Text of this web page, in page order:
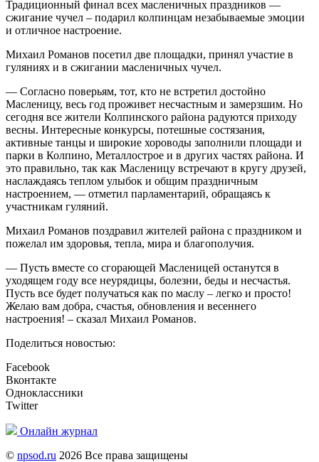
Традиционный финал всех масленичных праздников —
сжигание чучел – подарил колпинцам незабываемые эмоции
и отличное настроение.
Михаил Романов посетил две площадки, принял участие в
гуляниях и в сжигании масленичных чучел.
— Согласно поверьям, тот, кто не встретил достойно
Масленицу, весь год проживет несчастным и замерзшим. Но
сегодня все жители Колпинского района радуются приходу
весны. Интересные конкурсы, потешные состязания,
активные танцы и широкие хороводы заполнили площади и
парки в Колпино, Металлострое и в других частях района. И
это правильно, так как Масленицу встречают в кругу друзей,
наслаждаясь теплом улыбок и общим праздничным
настроением, — отметил парламентарий, обращаясь к
участникам гуляний.
Михаил Романов поздравил жителей района с праздником и
пожелал им здоровья, тепла, мира и благополучия.
— Пусть вместе со сгорающей Масленицей останутся в
уходящем году все неурядицы, болезни, беды и несчастья.
Пусть все будет получаться как по маслу – легко и просто!
Желаю вам добра, счастья, обновления и весеннего
настроения! – сказал Михаил Романов.
Поделиться новостью:
Facebook
Вконтакте
Одноклассники
Twitter
Онлайн журнал
© npsod.ru 2026 Все права защищены